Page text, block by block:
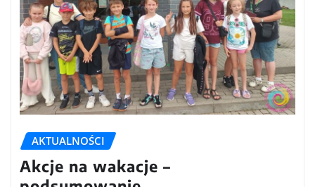
AKTUALNOŚCI
Akcje na wakacje –